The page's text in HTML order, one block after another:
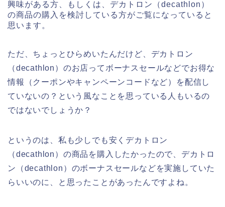
興味がある方、もしくは、デカトロン（decathlon）
の商品の購入を検討している方がご覧になっていると
思います。
ただ、ちょっとひらめいたんだけど、デカトロン
（decathlon）のお店ってボーナスセールなどでお得な
情報（クーポンやキャンペーンコードなど）を配信し
ていないの？という風なことを思っている人もいるの
ではないでしょうか？
というのは、私も少しでも安くデカトロン
（decathlon）の商品を購入したかったので、デカトロ
ン（decathlon）のボーナスセールなどを実施していた
らいいのに、と思ったことがあったんですよね。